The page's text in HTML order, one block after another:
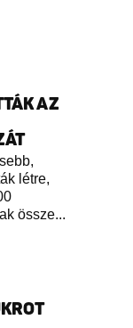
AZ
létre,
össze...